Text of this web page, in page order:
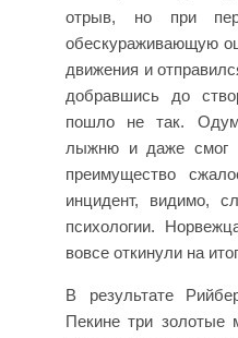
отрыв, но при
обескураживающую
движения и
добравшись до
пошло не так.
лыжню и даже смог
преимущество
инцидент, видимо,
психологии.
вовсе откинули на
В результате
Пекине три золотые